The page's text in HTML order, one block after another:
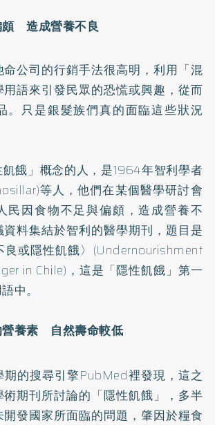
頗 造成營養不良
公司的行銷手法很高明，利用「混
語來引發民眾的恐慌或興趣，從而
。只是銀髮族們真的面臨這些狀況
餓」概念的人，是1964年智利學者
等人，他們在某個醫學研討會
民因食物不足與偏頗，造成營養不
資料集結於智利的醫學期刊，題目是
良或隱性飢餓〉(Undernourishment
in Chile)，這是「隱性飢餓」第一
中。
營養素 自然壽命較低
期的搜尋引擎PubMed裡發現，這之
期刊所討論的「隱性飢餓」，多半
發國家所面臨的問題，肇因於糧食